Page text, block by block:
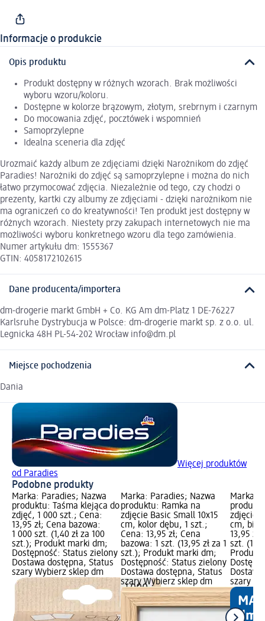
Informacje o produkcie
Opis produktu
Produkt dostępny w różnych wzorach. Brak możliwości
wyboru wzoru/koloru.
Dostępne w kolorze brązowym, złotym, srebrnym i czarnym
Do mocowania zdjęć, pocztówek i wspomnień
Samoprzylepne
Idealna sceneria dla zdjęć
Urozmaić każdy album ze zdjęciami dzięki Narożnikom do zdjęć
Paradies! Narożniki do zdjęć są samoprzylepne i można do nich
łatwo przymocować zdjęcia. Niezależnie od tego, czy chodzi o
prezenty, kartki czy albumy ze zdjęciami - dzięki narożnikom nie
ma ograniczeń co do kreatywności! Ten produkt jest dostępny w
różnych wzorach. Niestety przy zakupach internetowych nie ma
możliwości wyboru konkretnego wzoru dla tego zamówienia.
Numer artykułu dm: 1555367
GTIN: 4058172102615
Dane producenta/importera
dm-drogerie markt GmbH + Co. KG Am dm-Platz 1 DE-76227
Karlsruhe Dystrybucja w Polsce: dm-drogerie markt sp. z o.o. ul.
Legnicka 48H PL-54-202 Wrocław info@dm.pl
Miejsce pochodzenia
Dania
Więcej produktów
od Paradies
Podobne produkty
Marka: Paradies; Nazwa
produktu: Taśma klejąca do
zdjęć, 1 000 szt.; Cena:
13,95 zł; Cena bazowa:
1 000 szt. (1,40 zł za 100
szt.); Produkt marki dm;
Dostępność: Status zielony
Dostawa dostępna, Status
szary Wybierz sklep dm
Marka: Paradies; Nazwa
produktu: Ramka na
zdjęcie Basic Small 10x15
cm, kolor dębu, 1 szt.;
Cena: 13,95 zł; Cena
bazowa: 1 szt. (13,95 zł za 1
szt.); Produkt marki dm;
Dostępność: Status zielony
Dostawa dostępna, Status
szary Wybierz sklep dm
Marka:
zdjęcie
cm,
13,95
szt.
Produkt
szary